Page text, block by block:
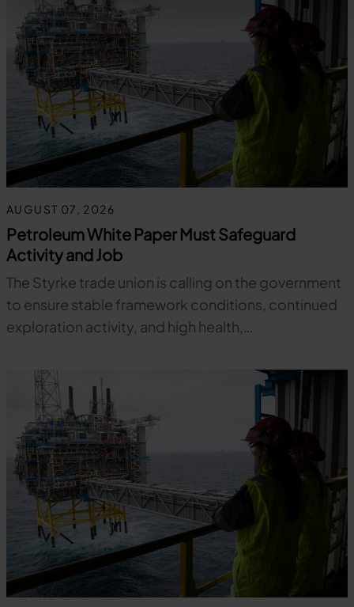
AUGUST 07, 2026
Petroleum White Paper Must Safeguard
Activity and Job
The Styrke trade union is calling on the government
to ensure stable framework conditions, continued
exploration activity, and high health,…